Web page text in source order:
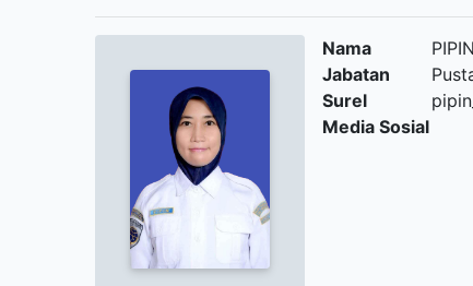
Nama
Jabatan
Surel
Media Sosial